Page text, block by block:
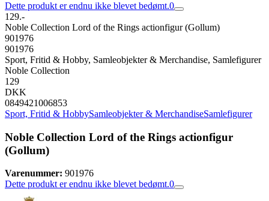
Dette produkt er endnu ikke blevet bedømt.0
129.-
Noble Collection Lord of the Rings actionfigur (Gollum)
901976
901976
Sport, Fritid & Hobby, Samleobjekter & Merchandise, Samlefigurer
Noble Collection
129
DKK
0849421006853
Sport, Fritid & HobbySamleobjekter & MerchandiseSamlefigurer
Noble Collection Lord of the Rings actionfigur
(Gollum)
Varenummer: 901976
Dette produkt er endnu ikke blevet bedømt.0